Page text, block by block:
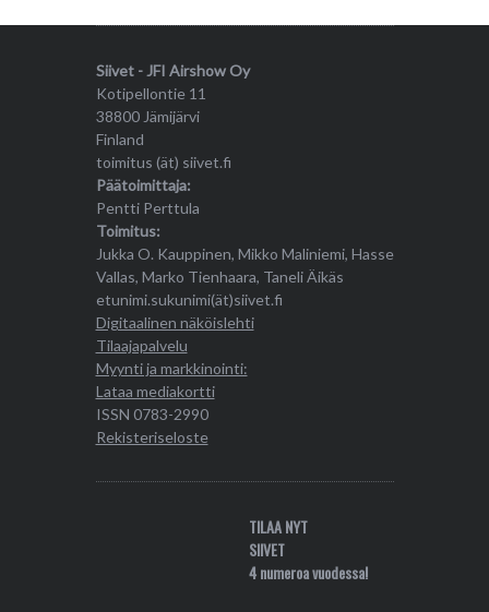
Siivet - JFI Airshow Oy
Kotipellontie 11
38800 Jämijärvi
Finland
toimitus (ät) siivet.fi
Päätoimittaja:
Pentti Perttula
Toimitus:
Jukka O. Kauppinen, Mikko Maliniemi, Hasse
Vallas, Marko Tienhaara, Taneli Äikäs
etunimi.sukunimi(ät)siivet.fi
Digitaalinen näköislehti
Tilaajapalvelu
Myynti ja markkinointi:
Lataa mediakortti
ISSN 0783-2990
Rekisteriseloste
TILAA NYT
SIIVET
4 numeroa vuodessa!